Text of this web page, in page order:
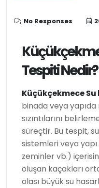
No Responses
Tespiti Nedir?
Küçükçekmece
binada veya
sızıntılarını
süreçtir. Bu tespit,
sistemleri veya
zeminler vb.)
oluşan kaçakları
olası büyük su